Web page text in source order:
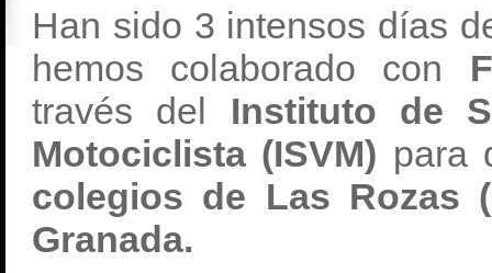
Han sido 3 intensos días
hemos colaborado con
través del Instituto de
Motociclista (ISVM) para
colegios de Las Rozas
Granada.